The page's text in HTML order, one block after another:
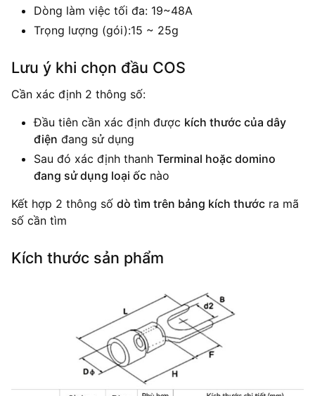
Dòng làm việc tối đa: 19~48A
Trọng lượng (gói):15 ~ 25g
Lưu ý khi chọn đầu COS
Cần xác định 2 thông số:
Đầu tiên cần xác định được kích thước của dây
điện đang sử dụng
Sau đó xác định thanh Terminal hoặc domino
đang sử dụng loại ốc nào
Kết hợp 2 thông số dò tìm trên bảng kích thước ra mã
số cần tìm
Kích thước sản phẩm